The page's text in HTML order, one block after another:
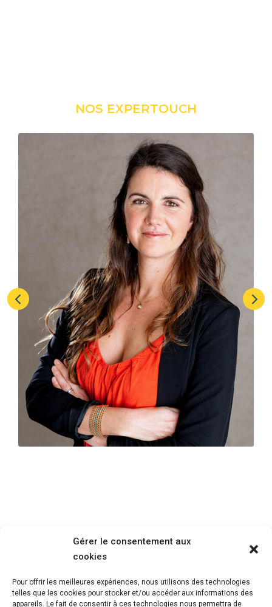
Gérer le consentement aux
cookies
Pour offrir les meilleures expériences, nous utilisons des technologies
telles que les cookies pour stocker et/ou accéder aux informations des
appareils. Le fait de consentir à ces technologies nous permettra de
NOS EXPERTOUCH